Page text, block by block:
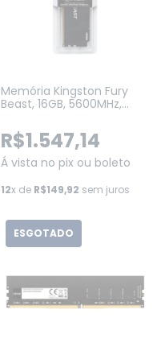
Memória Kingston Fury
Beast, 16GB, 5600MHz,
XMP, Preto (KF556C40BB-
16)
R$1.547,14
Á vista no pix ou boleto
12x de R$149,92 sem juros
ESGOTADO